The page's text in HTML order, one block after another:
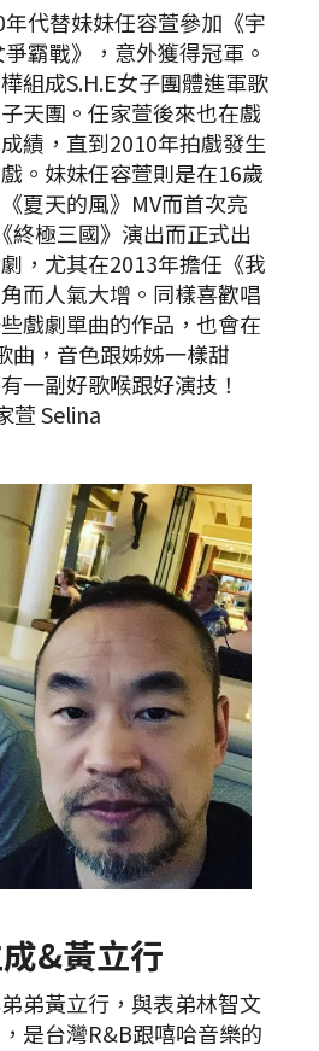
代替妹妹任容萱參加《宇
霸戰》，意外獲得冠軍。
組成S.H.E女子團體進軍歌
天團。任家萱後來也在戲
績，直到2010年拍戲發生
。妹妹任容萱則是在16歲
夏天的風》MV而首次亮
終極三國》演出而正式出
，尤其在2013年擔任《我
而人氣大增。同樣喜歡唱
戲劇單曲的作品，也會在
曲，音色跟姊姊一樣甜
一副好歌喉跟好演技！
萱 Selina
&黃立行
弟黃立行，與表弟林智文
是台灣R&B跟嘻哈音樂的